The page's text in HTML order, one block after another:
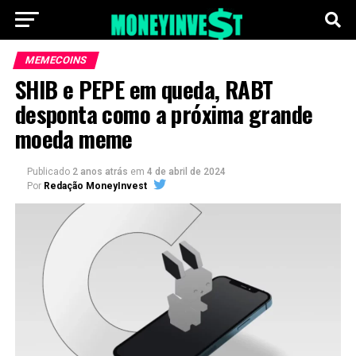
MEMECOINS
SHIB e PEPE em queda, RABT
desponta como a próxima grande
moeda meme
Publicado 2 anos atrás em 4 de abril de 2024
Por Redação MoneyInvest